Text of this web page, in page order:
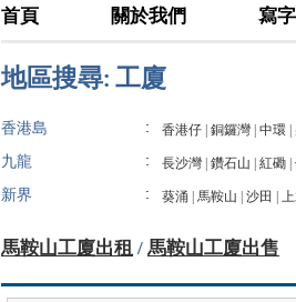
首頁 關於我們 寫
地區搜尋: 工廈
香港島 : 香港仔 銅鑼灣 中環
九龍 : 長沙灣 鑽石山 紅磡
新界 : 葵涌 馬鞍山 沙田
馬鞍山工廈出租 / 馬鞍山工廈出售